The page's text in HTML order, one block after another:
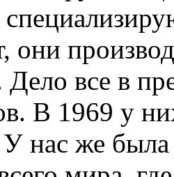
они
все в
В 1969 у
У нас же